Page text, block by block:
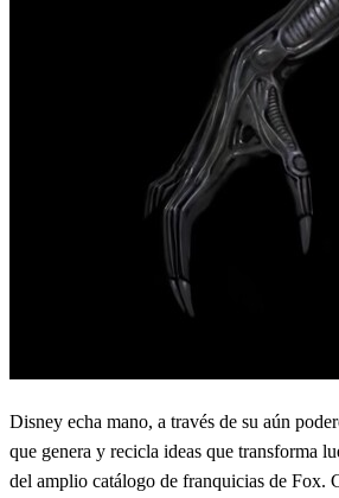
Disney echa mano, a través de su aún
que genera y recicla ideas que transforma
del amplio catálogo de franquicias de Fox.